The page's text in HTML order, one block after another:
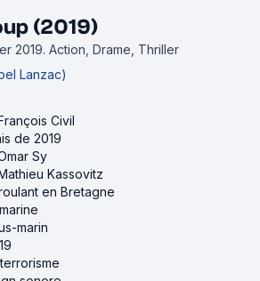
(2019)
2019. Action, Drame, Thriller
Lanzac)
Civil
de 2019
Sy
Kassovitz
en Bretagne
marin